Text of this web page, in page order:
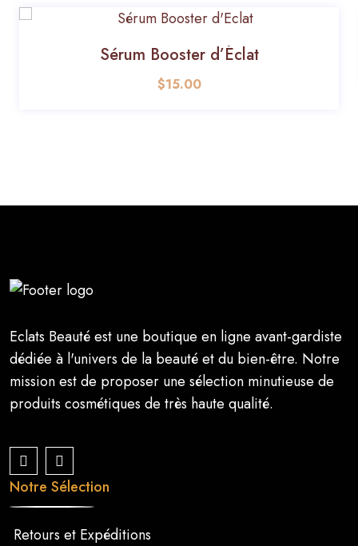
Sérum Booster d’Éclat
$15.00
Eclats Beauté est une boutique en ligne avant-gardiste
dédiée à l'univers de la beauté et du bien-être. Notre
mission est de proposer une sélection minutieuse de
produits cosmétiques de très haute qualité.
Notre Sélection
Retours et Expéditions